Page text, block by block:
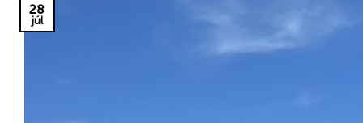
28
júl